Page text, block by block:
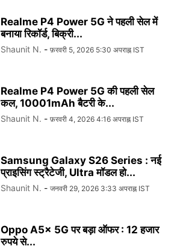
Realme P4 Power 5G ने पहली सेल में
बनाया रिकॉर्ड, बिक्री...
Shaunit N. - फ़रवरी 5, 2026 5:30 अपराह्न IST
Realme P4 Power 5G की पहली सेल
कल, 10001mAh बैटरी के...
Shaunit N. - फ़रवरी 4, 2026 4:16 अपराह्न IST
Samsung Galaxy S26 Series : नई
प्राइसिंग स्ट्रैटेजी, Ultra मॉडल हो...
Shaunit N. - जनवरी 29, 2026 3:33 अपराह्न IST
Oppo A5x 5G पर बड़ा ऑफर : 12 हजार
रुपये से...